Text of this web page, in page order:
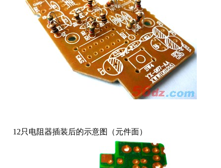
12只电阻器插装后的示意图（元件面）